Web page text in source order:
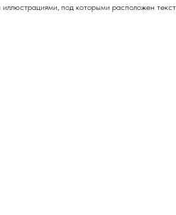
под которыми расположен текст